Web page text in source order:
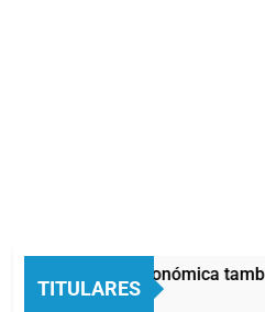
TITULARES
La crisis económica
5 Horas Atrás